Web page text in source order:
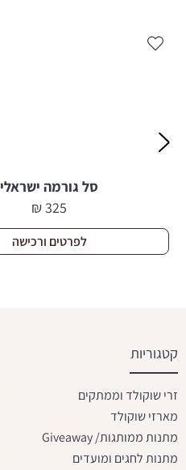
סל גורמה ישראלי
325
₪
לפרטים ורכישה
קטגוריות
זרי שוקולד וממתקים
מארזי שוקולד
מתנות ממותגות/ Giveaway
מתנות לחגים ומועדים